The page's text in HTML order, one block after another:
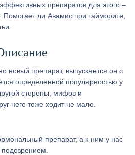
препаратов для этого –
ли Авамис при гайморите,
новый препарат, выпускается он с
определенной популярностью у
стороны, мифов и
него тоже ходит не мало.
препарат, а к ним у нас